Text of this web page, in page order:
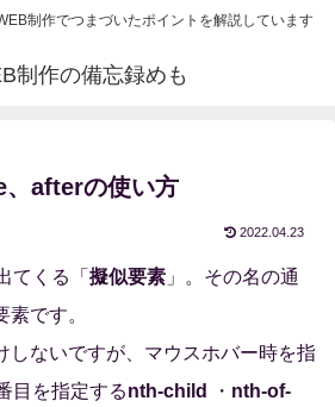
制作でつまづいたポイントを解説しています
afterの使い方
2022.04.23
てくる「 擬似要素 」。その名の通
です。
しないですが、マウスホバー時を指
目を指定するnth-child ・ nth-of-